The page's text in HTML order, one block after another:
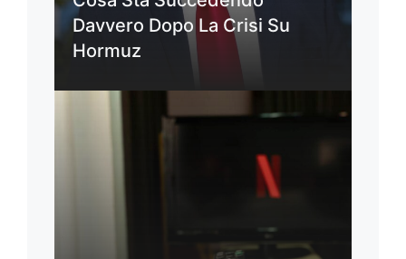
Davvero Dopo La Crisi Su
Hormuz